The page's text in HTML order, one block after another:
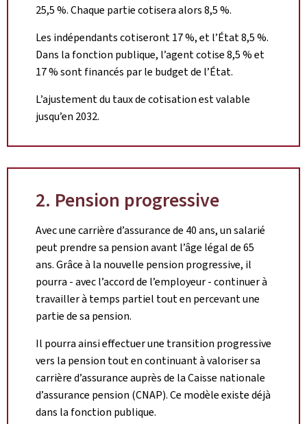
25,5 %. Chaque partie cotisera alors 8,5 %.
Les indépendants cotiseront 17 %, et l’État 8,5 %.
Dans la fonction publique, l’agent cotise 8,5 % et
17 % sont financés par le budget de l’État.
L’ajustement du taux de cotisation est valable
jusqu’en 2032.
2. Pension progressive
Avec une carrière d’assurance de 40 ans, un salarié
peut prendre sa pension avant l’âge légal de 65
ans. Grâce à la nouvelle pension progressive, il
pourra - avec l’accord de l’employeur - continuer à
travailler à temps partiel tout en percevant une
partie de sa pension.
Il pourra ainsi effectuer une transition progressive
vers la pension tout en continuant à valoriser sa
carrière d’assurance auprès de la Caisse nationale
d’assurance pension (CNAP). Ce modèle existe déjà
dans la fonction publique.